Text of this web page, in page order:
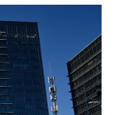
军事
政务